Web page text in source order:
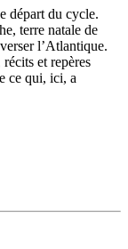
départ du cycle.
terre natale de
l’Atlantique.
et repères
ce qui, ici, a